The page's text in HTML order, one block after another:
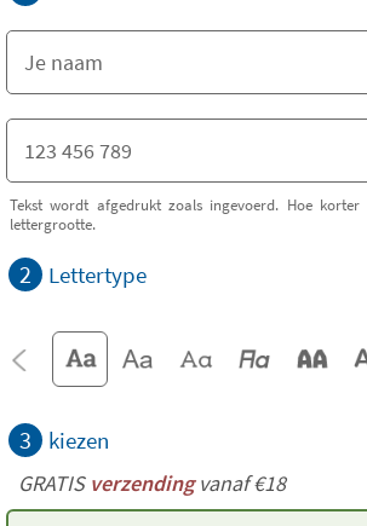
Tekst wordt afgedrukt zoals ingevoerd. Hoe
lettergrootte.
2 Lettertype
3 kiezen
GRATISverzendingvanaf €18